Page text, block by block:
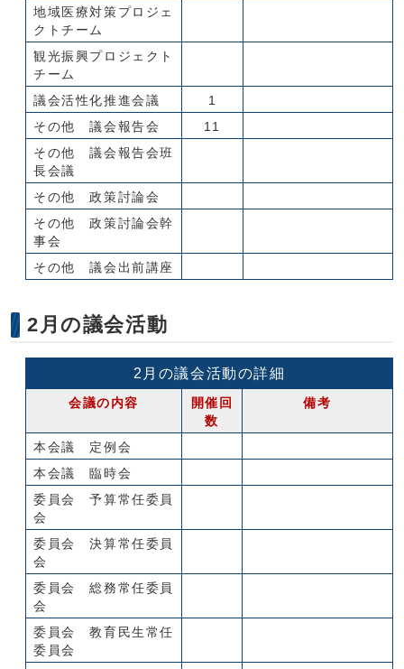
地域医療対策プロジェ
クトチーム
観光振興プロジェクト
チーム
議会活性化推進会議
1
その他 議会報告会
11
その他 議会報告会班
長会議
その他 政策討論会
その他 政策討論会幹
事会
その他 議会出前講座
2月の議会活動
2月の議会活動の詳細
会議の内容
開催回
数
備考
本会議 定例会
本会議 臨時会
委員会 予算常任委員
会
委員会 決算常任委員
会
委員会 総務常任委員
会
委員会 教育民生常任
委員会